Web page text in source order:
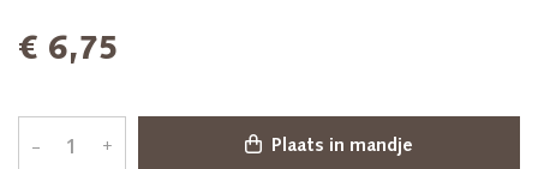
€ 6,75
– + Plaats in mandje